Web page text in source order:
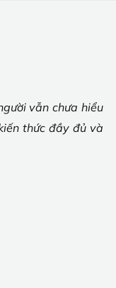
vẫn chưa hiểu
thức đầy đủ và